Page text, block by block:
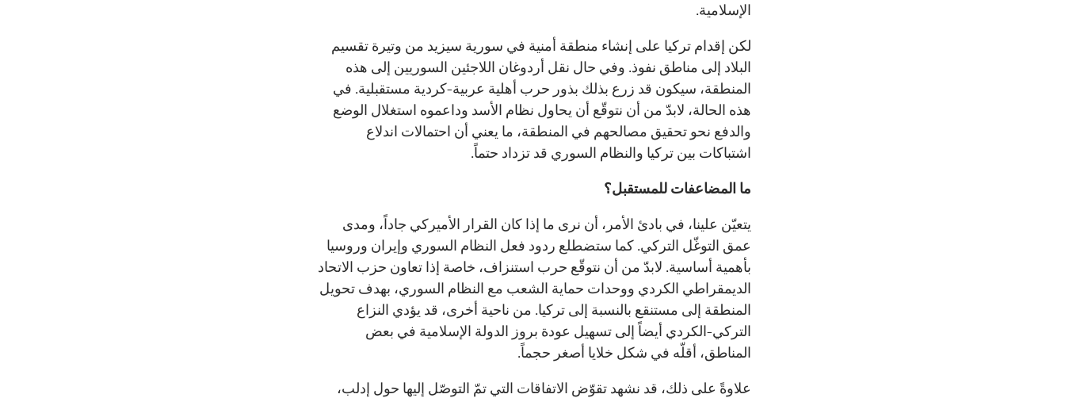
الإسلامية.
لكن إقدام تركيا على إنشاء منطقة أمنية في سورية سيزيد من وتيرة تقسيم
البلاد إلى مناطق نفوذ. وفي حال نقل أردوغان اللاجئين السوريين إلى هذه
المنطقة، سيكون قد زرع بذلك بذور حرب أهلية عربية-كردية مستقبلية. في
هذه الحالة، لابدّ من أن نتوقّع أن يحاول نظام الأسد وداعموه استغلال الوضع
والدفع نحو تحقيق مصالحهم في المنطقة، ما يعني أن احتمالات اندلاع
اشتباكات بين تركيا والنظام السوري قد تزداد حتماً.
ما المضاعفات للمستقبل؟
يتعيّن علينا، في بادئ الأمر، أن نرى ما إذا كان القرار الأميركي جاداً، ومدى
عمق التوغّل التركي. كما ستضطلع ردود فعل النظام السوري وإيران وروسيا
بأهمية أساسية. لابدّ من أن نتوقّع حرب استنزاف، خاصة إذا تعاون حزب الاتحاد
الديمقراطي الكردي ووحدات حماية الشعب مع النظام السوري، بهدف تحويل
المنطقة إلى مستنقع بالنسبة إلى تركيا. من ناحية أخرى، قد يؤدي النزاع
التركي-الكردي أيضاً إلى تسهيل عودة بروز الدولة الإسلامية في بعض
المناطق، أقلّه في شكل خلايا أصغر حجماً.
علاوةً على ذلك، قد نشهد تقوّض الاتفاقات التي تمّ التوصّل إليها حول إدلب،